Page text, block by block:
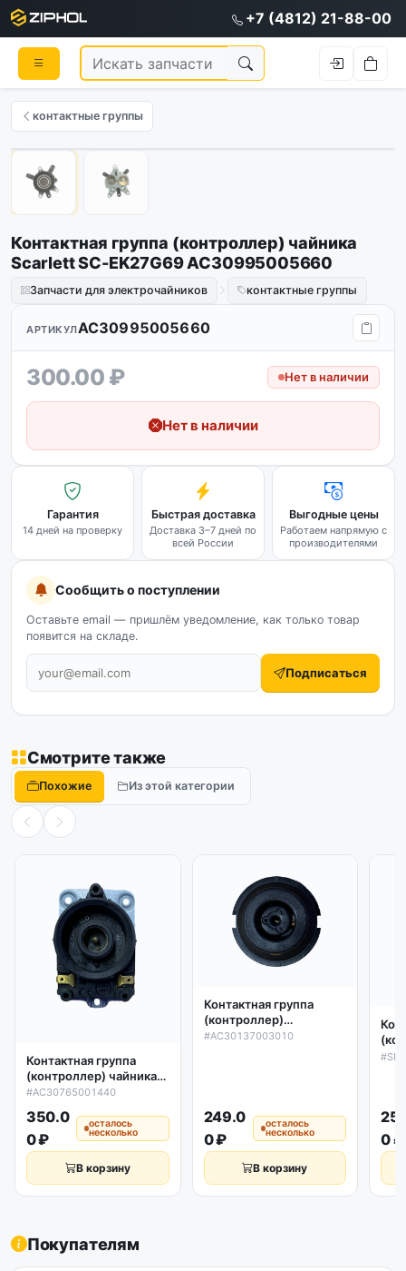
+7 (4812) 21-88-00
контактные группы
Контактная группа (контроллер) чайника
Scarlett SC-EK27G69 AC30995005660
Запчасти для электрочайников контактные группы
АРТИКУЛAC30995005660
300.00 ₽ Нет в наличии
Нет в наличии
Гарантия
14 дней на проверку
Быстрая доставка
Доставка 3–7 дней по
всей России
Выгодные цены
Работаем напрямую с
производителями
Сообщить о поступлении
Оставьте email — пришлём уведомление, как только товар
появится на складе.
Подписаться
Смотрите также
Похожие Из этой категории
Контактная группа
(контроллер) чайника
Scarlett SC-027 Sunlight
AC30765001440
#AC30765001440
350.0
0 ₽
осталось
несколько
В корзину
Контактная группа
(контроллер)
подставки чайника
#AC30137003010
249.0
0 ₽
осталось
несколько
В корзину
0 ₽
Покупателям